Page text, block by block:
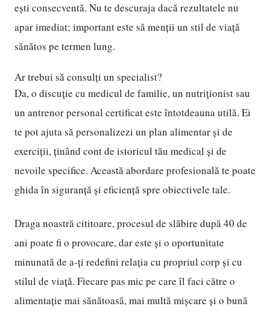
ești consecventă. Nu te descuraja dacă rezultatele nu
apar imediat; important este să menții un stil de viață
sănătos pe termen lung.
Ar trebui să consulți un specialist?
Da, o discuție cu medicul de familie, un nutriționist sau
un antrenor personal certificat este întotdeauna utilă. Ei
te pot ajuta să personalizezi un plan alimentar și de
exerciții, ținând cont de istoricul tău medical și de
nevoile specifice. Această abordare profesională te poate
ghida în siguranță și eficiență spre obiectivele tale.
Draga noastră cititoare, procesul de slăbire după 40 de
ani poate fi o provocare, dar este și o oportunitate
minunată de a-ți redefini relația cu propriul corp și cu
stilul de viață. Fiecare pas mic pe care îl faci către o
alimentație mai sănătoasă, mai multă mișcare și o bună